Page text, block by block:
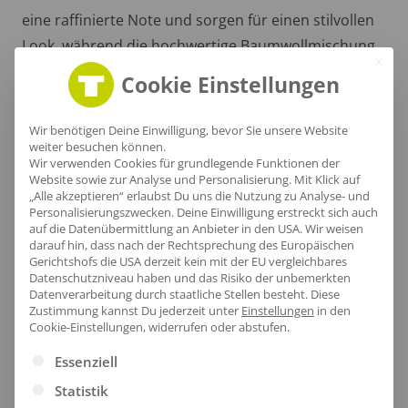
eine raffinierte Note und sorgen für einen stilvollen
Look, während die hochwertige Baumwollmischung
mit Elasthan optimalen Komfort und
Bewegungsfreiheit garantiert.
Cookie Einstellungen
Wir benötigen Deine Einwilligung, bevor Sie unsere Website
weiter besuchen können.
Wir verwenden Cookies für grundlegende Funktionen der
Website sowie zur Analyse und Personalisierung. Mit Klick auf
„Alle akzeptieren“ erlaubst Du uns die Nutzung zu Analyse- und
Personalisierungszwecken. Deine Einwilligung erstreckt sich auch
auf die Datenübermittlung an Anbieter in den USA. Wir weisen
darauf hin, dass nach der Rechtsprechung des Europäischen
Gerichtshofs die USA derzeit kein mit der EU vergleichbares
Datenschutzniveau haben und das Risiko der unbemerkten
Datenverarbeitung durch staatliche Stellen besteht. Diese
Zustimmung kannst Du jederzeit unter Einstellungen in den
Cookie-Einstellungen, widerrufen oder abstufen.
Es folgt eine Liste der Service-Gruppen, für die eine
Essenziell
Statistik